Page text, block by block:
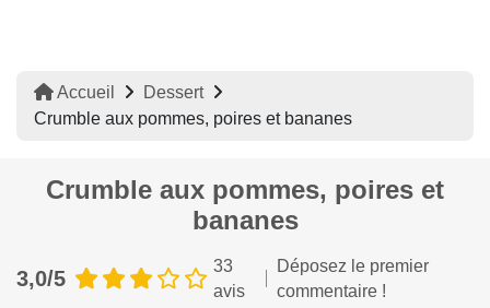
Accueil
Dessert
Crumble aux pommes, poires et bananes
Crumble aux pommes, poires et
bananes
3,0/5
33
avis
Déposez le premier
commentaire !